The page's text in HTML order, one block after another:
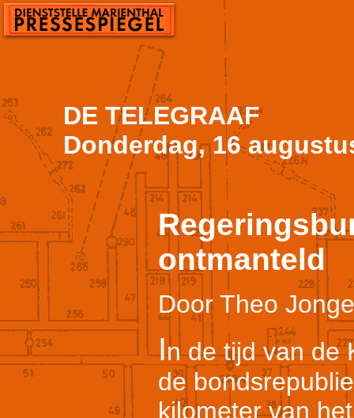
DE TELEGRAAF
Donderdag, 16
ontmanteld
Door Theo
In de tijd van de
de
kilometer van